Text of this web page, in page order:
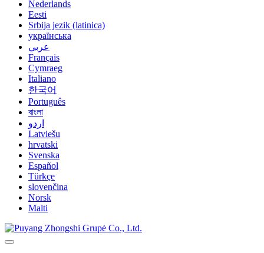
Nederlands
Eesti
Srbija jezik (latinica)
українська
عربي
Français
Cymraeg
Italiano
한국어
Português
বাংলা
اردو
Latviešu
hrvatski
Svenska
Español
Türkçe
slovenčina
Norsk
Malti